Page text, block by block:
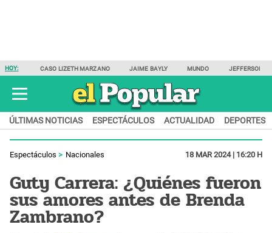
HOY: CASO LIZETH MARZANO JAIME BAYLY MUNDO JEFFERSON
ÚLTIMAS NOTICIAS ESPECTÁCULOS ACTUALIDAD DEPORTES
Espectáculos Nacionales 18 MAR 2024 | 16:20 H
Guty Carrera: ¿Quiénes fueron
sus amores antes de Brenda
Zambrano?